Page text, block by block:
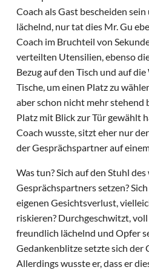
Coach als Gast bescheiden
lächelnd, nur tat dies Mr. Gu
Coach im Bruchteil von
verteilten Utensilien, ebenso
Bezug auf den Tisch und auf
Tische, um einen Platz zu
aber schon nicht mehr stehend
Platz mit Blick zur Tür gewählt
Coach wusste, sitzt eher nur
der Gesprächspartner auf
Was tun? Sich auf den Stuhl
Gesprächspartners setzen?
eigenen Gesichtsverlust,
riskieren? Durchgeschwitzt,
freundlich lächelnd und Opfer
Gedankenblitze setzte sich der
Allerdings wusste er, dass er